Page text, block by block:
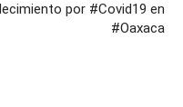
por #Covid19 en
#Oaxaca